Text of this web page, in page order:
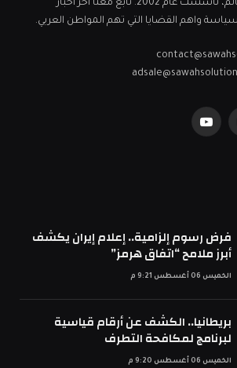
والشرق الأوسط والعالم، تأسست عام 2002. تابع معنا اخر اخبار
واهم القضايا التي تهم المواطن العربي.
يوتيوب
فرض رسوم إلزامية.. إعلام إيران يكشف
أبرز ملامح “اتفاق هرمز”
الخميس 06 أغسطس 9:21 م
بريطانيا.. الكشف عن أرقام قياسية
لبرنامج لمكافحة التطرف
الخميس 06 أغسطس 9:20 م